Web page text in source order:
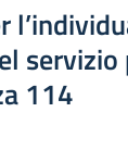
114